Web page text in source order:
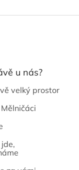
u nás?
velký prostor